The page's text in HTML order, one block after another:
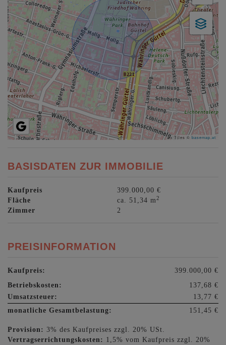
Tiles © basemap.at
BASISDATEN ZUR IMMOBILIE
Kaufpreis
399.000,00 €
Fläche
ca. 51,34 m2
Zimmer 2
PREISINFORMATION
Kaufpreis:
399.000,00 €
Betriebskosten:
137,68 €
Umsatzsteuer:
13,77 €
monatliche Gesamtbelastung:
151,45 €
Provision: 3% des Kaufpreises zzgl. 20% USt.
Vertragserrichtungskosten: 1,5% vom Kaufpreis zzgl. 20%